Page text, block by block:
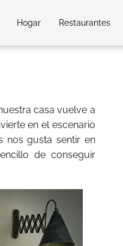
Hogar Restaurantes
casa vuelve a
en el escenario
nos gusta sentir en
de conseguir